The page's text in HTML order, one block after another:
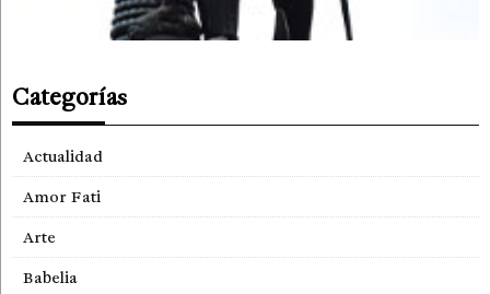
Categorías
Actualidad
Amor Fati
Arte
Babelia